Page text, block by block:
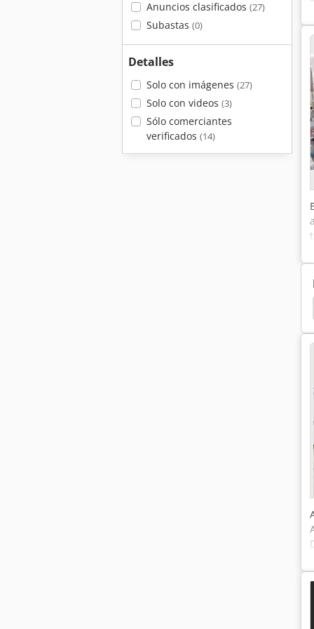
Anuncios clasificados (27)
Subastas (0)
Detalles
Solo con imágenes (27)
Solo con videos (3)
Sólo comerciantes
verificados (14)